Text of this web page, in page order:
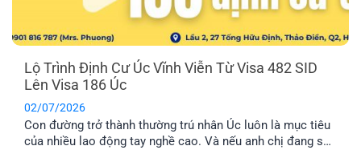
Lộ Trình Định Cư Úc Vĩnh Viễn Từ Visa 482 SID
Lên Visa 186 Úc
02/07/2026
Con đường trở thành thường trú nhân Úc luôn là mục tiêu
của nhiều lao động tay nghề cao. Và nếu anh chị đang sở